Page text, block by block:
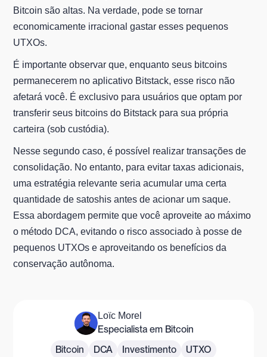
Bitcoin são altas. Na verdade, pode se tornar
economicamente irracional gastar esses pequenos
UTXOs.
É importante observar que, enquanto seus bitcoins
permanecerem no aplicativo Bitstack, esse risco não
afetará você. É exclusivo para usuários que optam por
transferir seus bitcoins do Bitstack para sua própria
carteira (sob custódia).
Nesse segundo caso, é possível realizar transações de
consolidação. No entanto, para evitar taxas adicionais,
uma estratégia relevante seria acumular uma certa
quantidade de satoshis antes de acionar um saque.
Essa abordagem permite que você aproveite ao máximo
o método DCA, evitando o risco associado à posse de
pequenos UTXOs e aproveitando os benefícios da
conservação autônoma.
Loïc Morel
Especialista em Bitcoin
Bitcoin
DCA Investimento
UTXO